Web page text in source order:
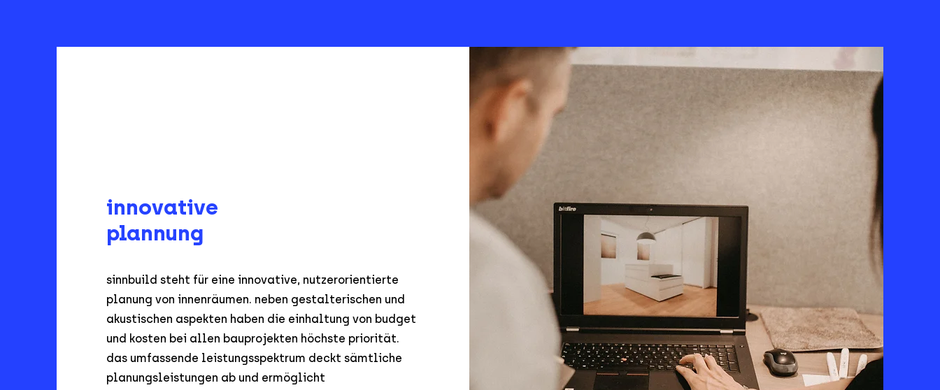
innovative
plannung
sinnbuild steht für eine innovative, nutzerorientierte
planung von innenräumen. neben gestalterischen und
akustischen aspekten haben die einhaltung von budget
und kosten bei allen bauprojekten höchste priorität.
das umfassende leistungsspektrum deckt sämtliche
planungsleistungen ab und ermöglicht